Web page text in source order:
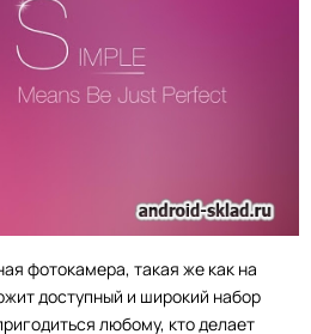
фотокамера, такая же как на
доступный и широкий набор
любому, кто делает